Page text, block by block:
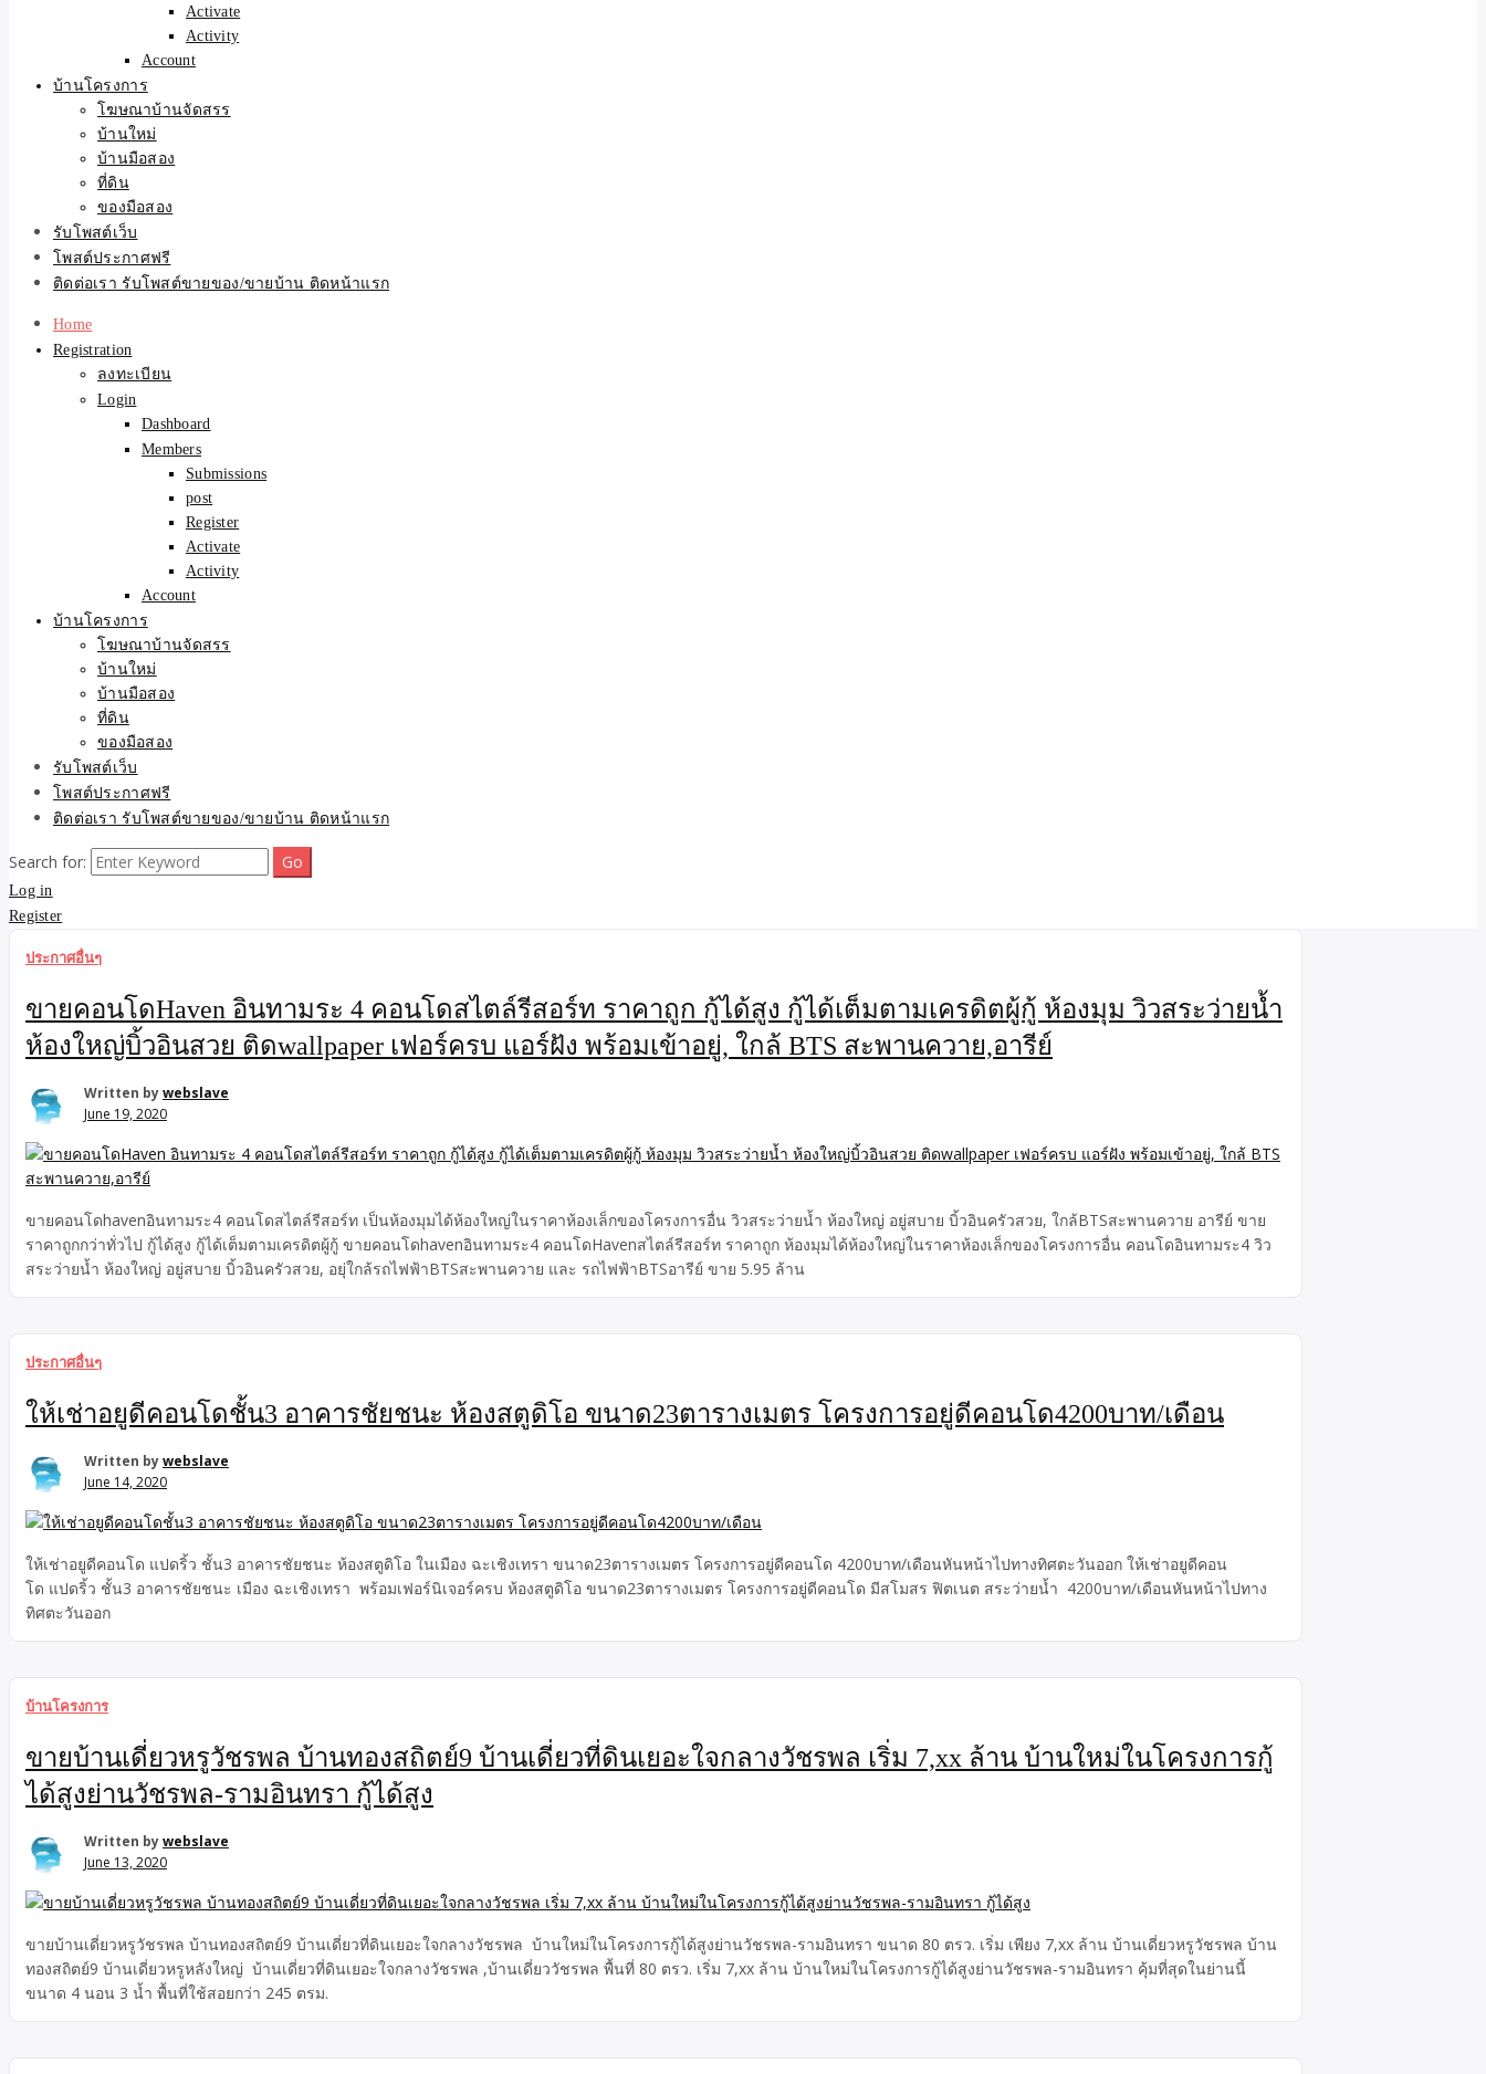
Activate
Activity
Account
บ้านโครงการ
โฆษณาบ้านจัดสรร
บ้านใหม่
บ้านมือสอง
ที่ดิน
ของมือสอง
รับโพสต์เว็บ
โพสต์ประกาศฟรี
ติดต่อเรา รับโพสต์ขายของ/ขายบ้าน ติดหน้าแรก
Home
Registration
ลงทะเบียน
Login
Dashboard
Members
Submissions
post
Register
Activate
Activity
Account
บ้านโครงการ
โฆษณาบ้านจัดสรร
บ้านใหม่
บ้านมือสอง
ที่ดิน
ของมือสอง
รับโพสต์เว็บ
โพสต์ประกาศฟรี
ติดต่อเรา รับโพสต์ขายของ/ขายบ้าน ติดหน้าแรก
Search for:
Log in
Register
ประกาศอื่นๆ
ขายคอนโดHaven อินทามระ 4 คอนโดสไตล์รีสอร์ท ราคาถูก กู้ได้สูง กู้ได้เต็มตามเครดิตผู้กู้ ห้องมุม วิวสระว่ายน้ำ
ห้องใหญ่บิ้วอินสวย ติดwallpaper เฟอร์ครบ แอร์ฝัง พร้อมเข้าอยู่, ใกล้ BTS สะพานควาย,อารีย์
Written bywebslave
June 19, 2020
ขายคอนโดhavenอินทามระ4 คอนโดสไตล์รีสอร์ท เป็นห้องมุมได้ห้องใหญ่ในราคาห้องเล็กของโครงการอื่น วิวสระว่ายน้ำ ห้องใหญ่ อยู่สบาย บิ้วอินครัวสวย, ใกล้BTSสะพานควาย อารีย์ ขาย
ราคาถูกกว่าทั่วไป กู้ได้สูง กู้ได้เต็มตามเครดิตผู้กู้ ขายคอนโดhavenอินทามระ4 คอนโดHavenสไตล์รีสอร์ท ราคาถูก ห้องมุมได้ห้องใหญ่ในราคาห้องเล็กของโครงการอื่น คอนโดอินทามระ4 วิว
สระว่ายน้ำ ห้องใหญ่ อยู่สบาย บิ้วอินครัวสวย, อยุ่ใกล้รถไฟฟ้าBTSสะพานควาย และ รถไฟฟ้าBTSอารีย์ ขาย 5.95 ล้าน
ประกาศอื่นๆ
ให้เช่าอยูดีคอนโดชั้น3 อาคารชัยชนะ ห้องสตูดิโอ ขนาด23ตารางเมตร โครงการอยู่ดีคอนโด4200บาท/เดือน
Written bywebslave
June 14, 2020
ให้เช่าอยูดีคอนโด แปดริ้ว ชั้น3 อาคารชัยชนะ ห้องสตูดิโอ ในเมือง ฉะเชิงเทรา ขนาด23ตารางเมตร โครงการอยู่ดีคอนโด 4200บาท/เดือนหันหน้าไปทางทิศตะวันออก ให้เช่าอยูดีคอน
โด แปดริ้ว ชั้น3 อาคารชัยชนะ เมือง ฉะเชิงเทรา พร้อมเฟอร์นิเจอร์ครบ ห้องสตูดิโอ ขนาด23ตารางเมตร โครงการอยู่ดีคอนโด มีสโมสร ฟิตเนต สระว่ายน้ำ 4200บาท/เดือนหันหน้าไปทาง
ทิศตะวันออก
บ้านโครงการ
ขายบ้านเดี่ยวหรูวัชรพล บ้านทองสถิตย์9 บ้านเดี่ยวที่ดินเยอะใจกลางวัชรพล เริ่ม 7,xx ล้าน บ้านใหม่ในโครงการกู้
ได้สูงย่านวัชรพล-รามอินทรา กู้ได้สูง
Written bywebslave
June 13, 2020
ขายบ้านเดี่ยวหรูวัชรพล บ้านทองสถิตย์9 บ้านเดี่ยวที่ดินเยอะใจกลางวัชรพล บ้านใหม่ในโครงการกู้ได้สูงย่านวัชรพล-รามอินทรา ขนาด 80 ตรว. เริ่ม เพียง 7,xx ล้าน บ้านเดี่ยวหรูวัชรพล บ้าน
ทองสถิตย์9 บ้านเดี่ยวหรูหลังใหญ่ บ้านเดี่ยวที่ดินเยอะใจกลางวัชรพล ,บ้านเดี่ยววัชรพล พื้นที่ 80 ตรว. เริ่ม 7,xx ล้าน บ้านใหม่ในโครงการกู้ได้สูงย่านวัชรพล-รามอินทรา คุ้มที่สุดในย่านนี้
ขนาด 4 นอน 3 น้ำ พื้นที่ใช้สอยกว่า 245 ตรม.